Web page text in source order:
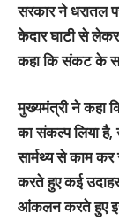
सरकार ने धरातल
केदार घाटी से
कहा कि संकट के
मुख्यमंत्री ने कहा
का संकल्प लिया है,
सार्मथ्य से काम कर
करते हुए कई
आंकलन करते हुए